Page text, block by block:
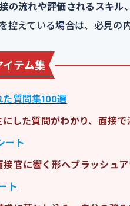
の流れや評価されるスキル
控えている場合は、必見の
テム集
質問集100選
した質問がわかり、面接で
ート
官に響く形へブラッシュ
ト